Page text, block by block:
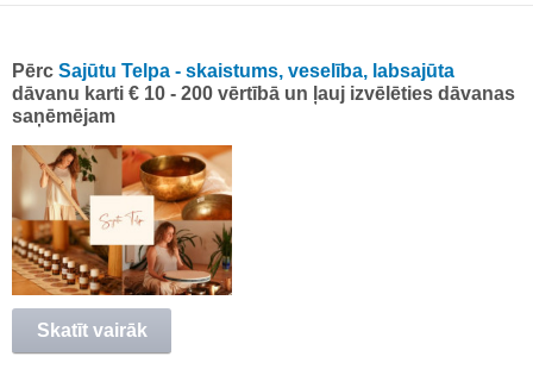
Pērc Sajūtu Telpa - skaistums, veselība, labsajūta
dāvanu karti € 10 - 200 vērtībā un ļauj izvēlēties dāvanas
saņēmējam
Skatīt vairāk